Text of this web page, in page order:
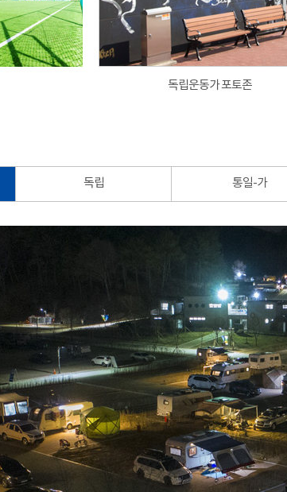
독립운동가 포토존
독립 통일-가